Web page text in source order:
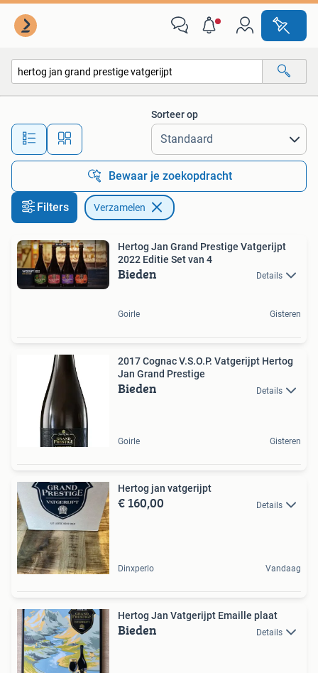
Alle afstanden…
Sorteer op
Bewaar je zoekopdracht
Filters Verzamelen
Hertog Jan Grand Prestige Vatgerijpt
2022 Editie Set van 4
Bieden Details
Goirle Gisteren
2017 Cognac V.S.O.P. Vatgerijpt Hertog
Jan Grand Prestige
Bieden Details
Goirle Gisteren
Hertog jan vatgerijpt
€ 160,00 Details
Dinxperlo Vandaag
Hertog Jan Vatgerijpt Emaille plaat
Bieden Details